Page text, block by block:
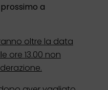
a
oltre la data
ore 13.00 non